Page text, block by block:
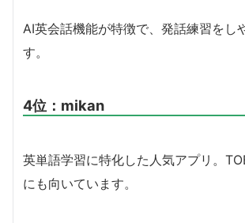
AI英会話機能が特徴で、発話練習をし
す。
4位：mikan
英単語学習に特化した人気アプリ。
にも向いています。